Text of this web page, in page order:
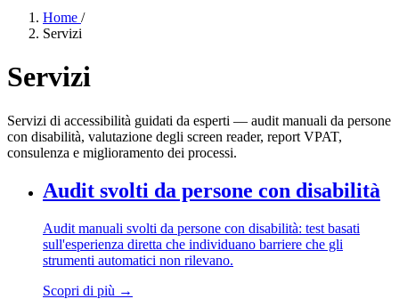
Home /
Servizi
Servizi
Servizi di accessibilità guidati da esperti — audit manuali da persone
con disabilità, valutazione degli screen reader, report VPAT,
consulenza e miglioramento dei processi.
Audit svolti da persone con disabilità
Audit manuali svolti da persone con disabilità: test basati
sull'esperienza diretta che individuano barriere che gli
strumenti automatici non rilevano.
Scopri di più →